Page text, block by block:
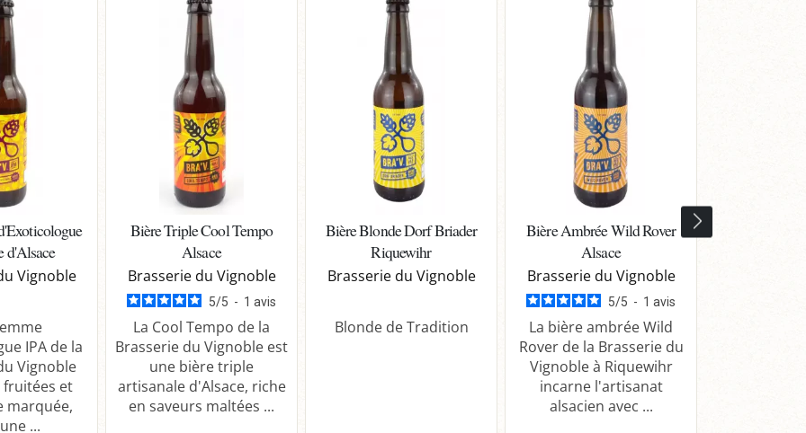
d'Alsace
Vignoble
IPA de la
Vignoble
fruitées et
marquée,
...
Bière Triple Cool Tempo
Alsace
Brasserie du Vignoble
5/5 - 1 avis
La Cool Tempo de la
Brasserie du Vignoble est
une bière triple
artisanale d'Alsace, riche
en saveurs maltées ...
Bière Blonde Dorf Briader
Riquewihr
Brasserie du Vignoble
Blonde de Tradition
Bière Ambrée Wild Rover
Alsace
Brasserie du Vignoble
5/5 - 1 avis
La bière ambrée Wild
Rover de la Brasserie du
Vignoble à Riquewihr
incarne l'artisanat
alsacien avec ...